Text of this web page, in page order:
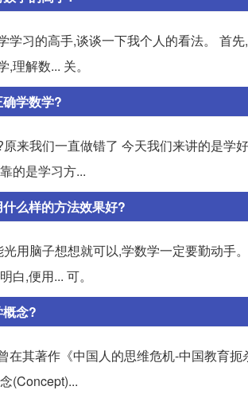
学习的高手,谈谈一下我个人的看法。 首
理解数... 关。
学数学?
来我们一直做错了 今天我们来讲的是学
的是学习方...
么样的方法效果好?
用脑子想想就可以,学数学一定要勤动手
白,便用... 可。
念?
在其著作《中国人的思维危机-中国教育
(Concept)...